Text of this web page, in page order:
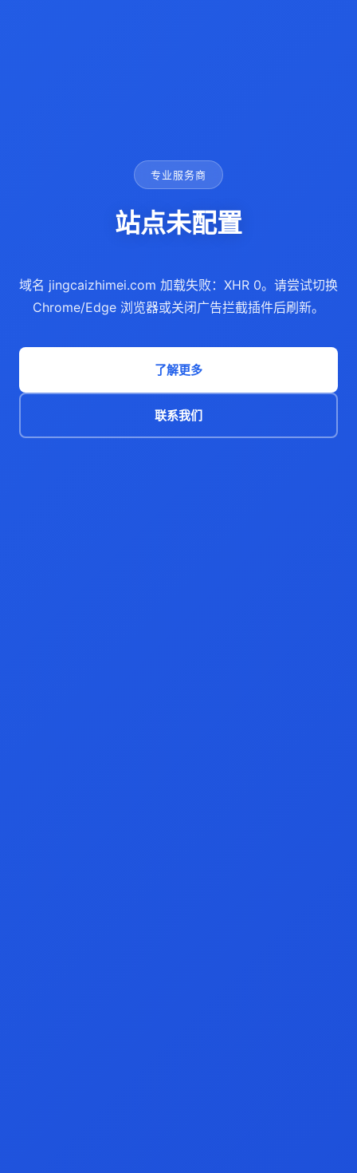
专业服务商
站点未配置
域名 jingcaizhimei.com 加载失败：XHR 0。请尝试切换
Chrome/Edge 浏览器或关闭广告拦截插件后刷新。
了解更多
联系我们